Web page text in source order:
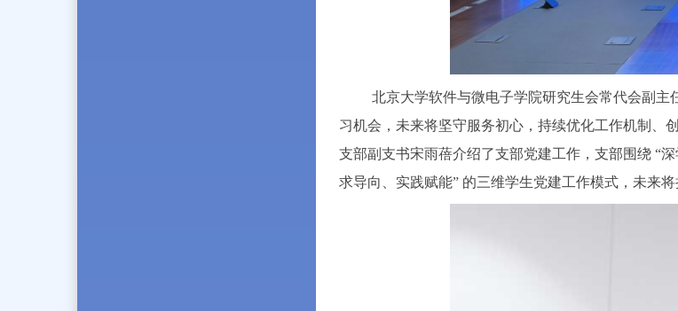
北京大学软件与微电子学院研究生会常代会副
习机会，未来将坚守服务初心，持续优化工作机制、
支部副支书宋雨蓓介绍了支部党建工作，支部围绕 “
求导向、实践赋能” 的三维学生党建工作模式，未来